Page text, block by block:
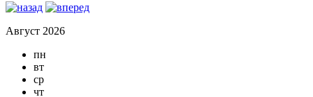
Август 2026
пн
вт
ср
чт